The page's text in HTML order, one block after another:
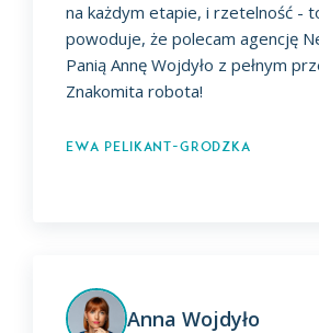
na każdym etapie, i rzetelność -
powoduje, że polecam agencję
Panią Annę Wojdyło z pełnym
Znakomita robota!
Ewa Pelikant-Grodzka
Anna Wojdyło